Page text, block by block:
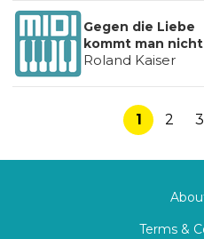
Gegen die Liebe
kommt man
Roland Kaiser
1 2 3
Terms &